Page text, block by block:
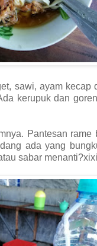
sawi, ayam kecap
kerupuk dan
Pantesan
ada yang
sabar